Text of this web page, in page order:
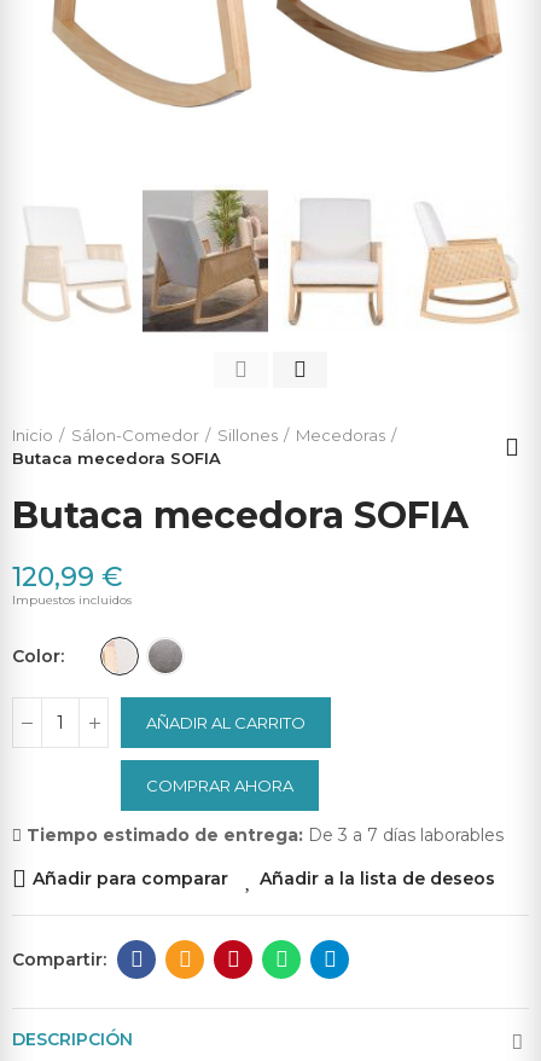
Inicio Sálon-Comedor Sillones
Mecedoras
Butaca mecedora SOFIA
Butaca mecedora SOFIA
120,99 €
Impuestos incluidos
Color
AÑADIR AL CARRITO
COMPRAR AHORA
Tiempo estimado de entrega: De 3 a 7 días laborables
Añadir para comparar
Añadir a la lista de deseos
DESCRIPCIÓN